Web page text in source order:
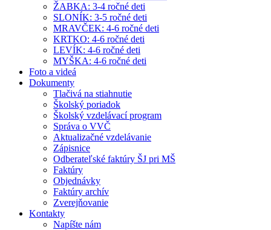
ŽABKA: 3-4 ročné deti
SLONÍK: 3-5 ročné deti
MRAVČEK: 4-6 ročné deti
KRTKO: 4-6 ročné deti
LEVÍK: 4-6 ročné deti
MYŠKA: 4-6 ročné deti
Foto a videá
Dokumenty
Tlačivá na stiahnutie
Školský poriadok
Školský vzdelávací program
Správa o VVČ
Aktualizačné vzdelávanie
Zápisnice
Odberateľské faktúry ŠJ pri MŠ
Faktúry
Objednávky
Faktúry archív
Zverejňovanie
Kontakty
Napíšte nám